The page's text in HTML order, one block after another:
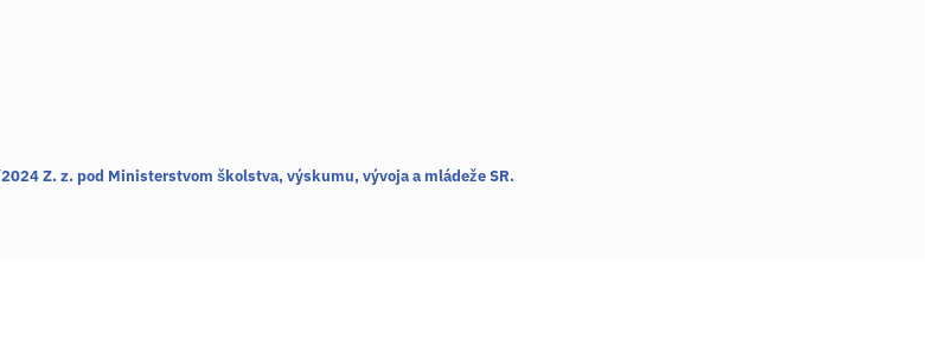
Z. z. pod Ministerstvom školstva, výskumu, vývoja a mládeže SR.